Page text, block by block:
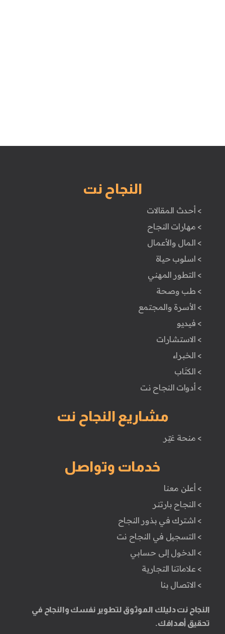
النجاح نت
> أحدث المقالات
> مهارات النجاح
> المال والأعمال
> اسلوب حياة
> التطور المهني
> طب وصحة
> الأسرة والمجتمع
> فيديو
> الاستشارات
> الخبراء
> الكتَاب
> أدوات النجاح نت
مشاريع النجاح نت
> منحة غيّر
خدمات وتواصل
> أعلن معنا
> النجاح بارتنر
> اشترك في بذور النجاح
> التسجيل في النجاح نت
> الدخول إلى حسابي
> علاماتنا التجارية
> الاتصال بنا
النجاح نت دليلك الموثوق لتطوير نفسك والنجاح في
تحقيق أهدافك.